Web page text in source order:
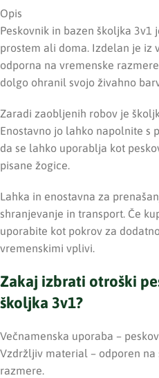
Opis
Peskovnik in bazen školjka 3v1
prostem ali doma. Izdelan je iz
odporna na vremenske
dolgo ohranil svojo živahno
Zaradi zaobljenih robov je
Enostavno jo lahko napolnite s
da se lahko uporablja kot
pisane žogice.
Lahka in enostavna za
shranjevanje in transport. Če
uporabite kot pokrov za
vremenskimi vplivi.
Zakaj izbrati otroški
školjka 3v1?
Večnamenska uporaba –
Vzdržljiv material – odporen
razmere.